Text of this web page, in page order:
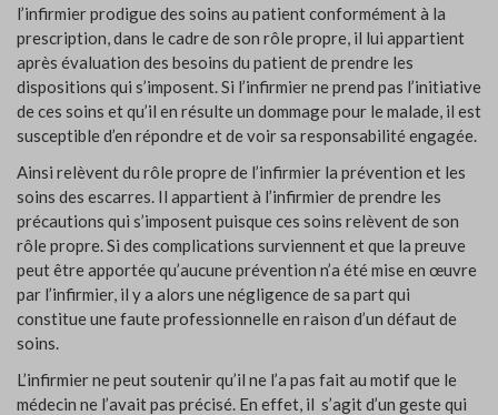
l’infirmier prodigue des soins au patient conformément à la
prescription, dans le cadre de son rôle propre, il lui appartient
après évaluation des besoins du patient de prendre les
dispositions qui s’imposent. Si l’infirmier ne prend pas l’initiative
de ces soins et qu’il en résulte un dommage pour le malade, il est
susceptible d’en répondre et de voir sa responsabilité engagée.
Ainsi relèvent du rôle propre de l’infirmier la prévention et les
soins des escarres. Il appartient à l’infirmier de prendre les
précautions qui s’imposent puisque ces soins relèvent de son
rôle propre. Si des complications surviennent et que la preuve
peut être apportée qu’aucune prévention n’a été mise en œuvre
par l’infirmier, il y a alors une négligence de sa part qui
constitue une faute professionnelle en raison d’un défaut de
soins.
L’infirmier ne peut soutenir qu’il ne l’a pas fait au motif que le
médecin ne l’avait pas précisé. En effet, il s’agit d’un geste qui